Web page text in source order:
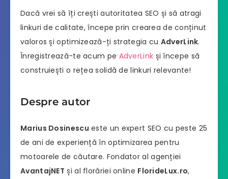
Dacă vrei să îți crești autoritatea SEO și să atragi
linkuri de calitate, începe prin crearea de conținut
valoros și optimizează-ți strategia cu AdverLink.
Înregistrează-te acum pe AdverLink și începe să
construiești o rețea solidă de linkuri relevante!
Despre autor
Marius Dosinescu este un expert SEO cu peste 25
de ani de experiență în optimizarea pentru
motoarele de căutare. Fondator al agenției
AvantajNET și al florăriei online FlorideLux.ro,